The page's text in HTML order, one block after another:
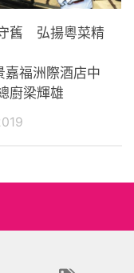
舊 弘揚粵菜精
福洲際酒店中
廚梁輝雄